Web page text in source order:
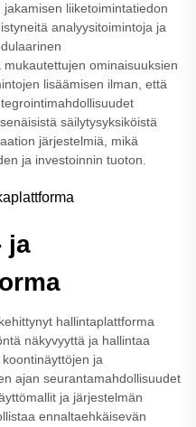
liiketoimintatiedon
analyysitoimintoja ja
ominaisuuksien
lisäämisen ilman, että
säilytysyksiköistä
järjestelmiä, mikä
ja investoinnin tuoton.
ja
hallintaplattforma
näkyvyyttä ja hallintaa
ja
ajan seurantamahdollisuudet
ja järjestelmän
ennaltaehkäisevän